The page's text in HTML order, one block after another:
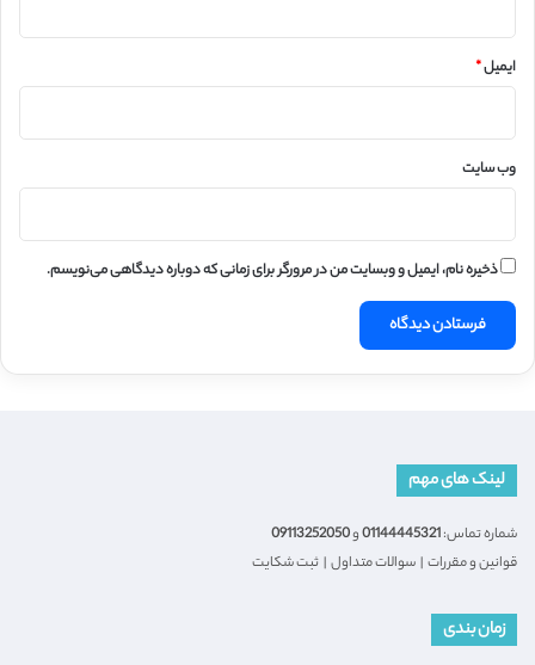
ایمیل*
وب‌ سایت
ذخیره نام، ایمیل و وبسایت من در مرورگر برای زمانی که دوباره دیدگاهی می‌نویسم.
لینک های مهم
شماره تماس:01144445321و09113252050
قوانین و مقررات | سوالات متداول | ثبت شکایت
زمان بندی